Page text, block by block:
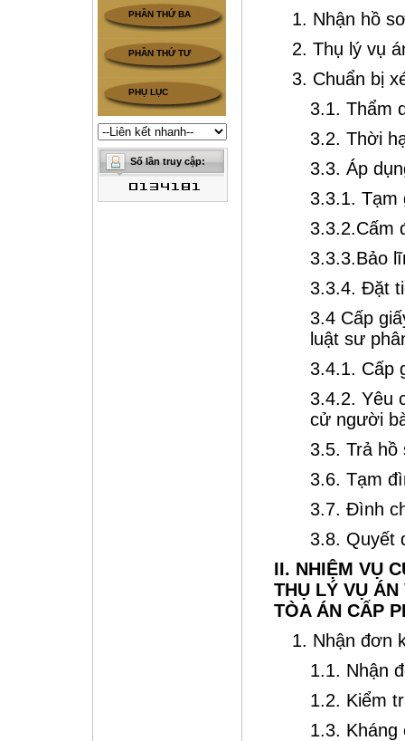
PHẦN THỨ BA
PHẦN THỨ TƯ
PHỤ LỤC
1. Nhận hồ
2. Thụ lý vụ
3. Chuẩn bị
3.1. Thẩm
3.2. Thời
3.3. Áp
3.3.1. Tạm
3.3.2.Cấm
3.3.3.Bảo
3.3.4. Đặt
3.4 Cấp
luật sư
3.4.1. Cấp
3.4.2. Yêu
cử người
3.5. Trả hồ
3.6. Tạm
3.7. Đình
3.8. Quyết
II. NHIỆM VỤ
THỤ LÝ VỤ
TÒA ÁN CẤP
1. Nhận đơn
1.1. Nhận
1.2. Kiểm
1.3. Kháng